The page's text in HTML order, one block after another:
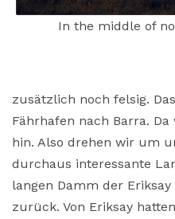
In the middle of
zusätzlich noch felsig.
Fährhafen nach Barra.
hin. Also drehen wir um
durchaus interessante
langen Damm der
zurück. Von Eriksay